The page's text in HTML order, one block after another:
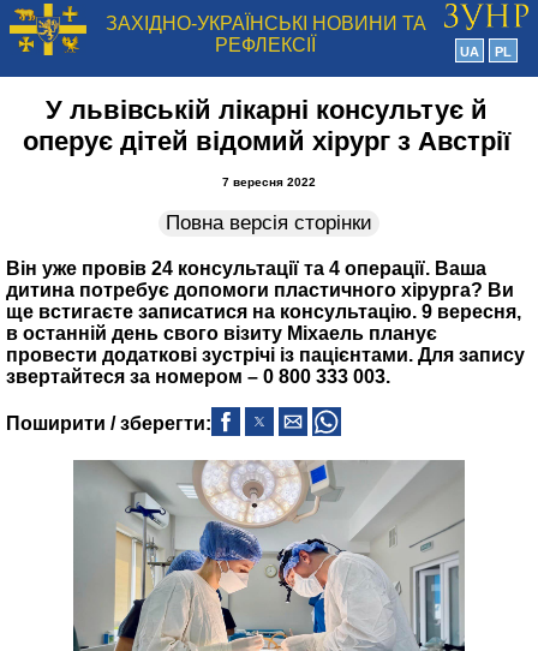
ЗАХІДНО-УКРАЇНСЬКІ НОВИНИ ТА
РЕФЛЕКСІЇ
UA PL
У львівській лікарні консультує й
оперує дітей відомий хірург з Австрії
7 вересня 2022
Повна версія сторінки
Він уже провів 24 консультації та 4 операції. Ваша
дитина потребує допомоги пластичного хірурга? Ви
ще встигаєте записатися на консультацію. 9 вересня,
в останній день свого візиту Міхаель планує
провести додаткові зустрічі із пацієнтами. Для запису
звертайтеся за номером – 0 800 333 003.
Поширити / зберегти: